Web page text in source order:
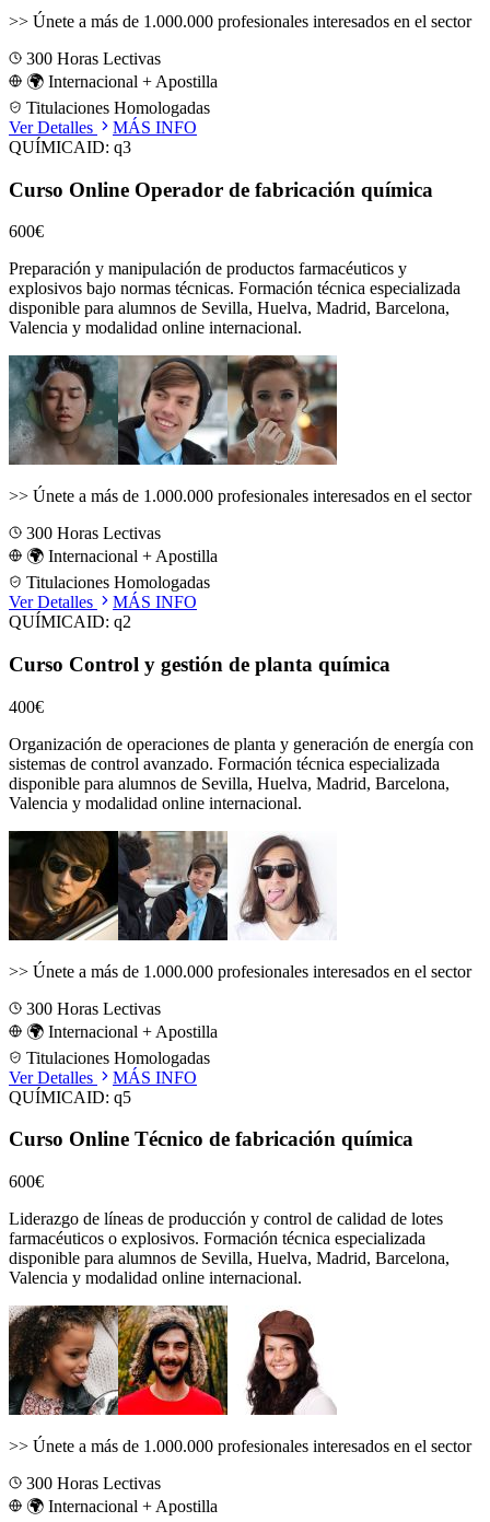
>> Únete a más de 1.000.000 profesionales interesados en el sector
300 Horas Lectivas
🌍 Internacional + Apostilla
Titulaciones Homologadas
Ver Detalles
MÁS INFO
QUÍMICAID: q3
Curso Online Operador de fabricación química
600€
Preparación y manipulación de productos farmacéuticos y
explosivos bajo normas técnicas. Formación técnica especializada
disponible para alumnos de Sevilla, Huelva, Madrid, Barcelona,
Valencia y modalidad online internacional.
>> Únete a más de 1.000.000 profesionales interesados en el sector
300 Horas Lectivas
🌍 Internacional + Apostilla
Titulaciones Homologadas
Ver Detalles
MÁS INFO
QUÍMICAID: q2
Curso Control y gestión de planta química
400€
Organización de operaciones de planta y generación de energía con
sistemas de control avanzado. Formación técnica especializada
disponible para alumnos de Sevilla, Huelva, Madrid, Barcelona,
Valencia y modalidad online internacional.
>> Únete a más de 1.000.000 profesionales interesados en el sector
300 Horas Lectivas
🌍 Internacional + Apostilla
Titulaciones Homologadas
Ver Detalles
MÁS INFO
QUÍMICAID: q5
Curso Online Técnico de fabricación química
600€
Liderazgo de líneas de producción y control de calidad de lotes
farmacéuticos o explosivos. Formación técnica especializada
disponible para alumnos de Sevilla, Huelva, Madrid, Barcelona,
Valencia y modalidad online internacional.
>> Únete a más de 1.000.000 profesionales interesados en el sector
300 Horas Lectivas
🌍 Internacional + Apostilla